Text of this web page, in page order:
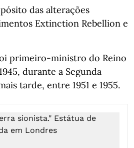
das alterações
Extinction Rebellion e
primeiro-ministro do Reino
durante a Segunda
tarde, entre 1951 e 1955.